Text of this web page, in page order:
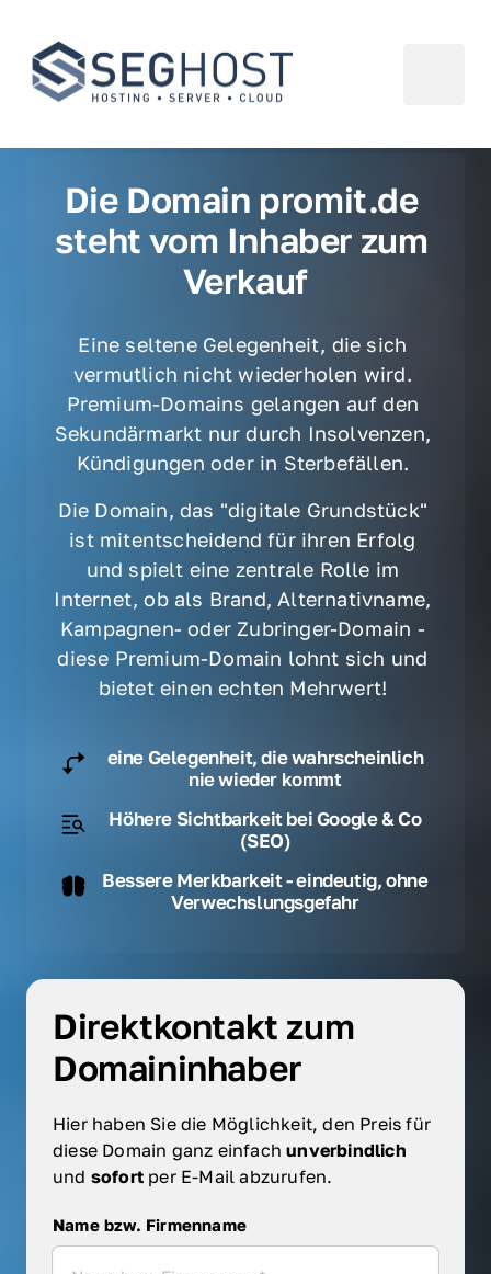
Die Domain promit.de
steht vom Inhaber zum
Verkauf
Eine seltene Gelegenheit, die sich
vermutlich nicht wiederholen wird.
Premium-Domains gelangen auf den
Sekundärmarkt nur durch Insolvenzen,
Kündigungen oder in Sterbefällen.
Die Domain, das "digitale Grundstück"
ist mitentscheidend für ihren Erfolg
und spielt eine zentrale Rolle im
Internet, ob als Brand, Alternativname,
Kampagnen- oder Zubringer-Domain -
diese Premium-Domain lohnt sich und
bietet einen echten Mehrwert!
eine Gelegenheit, die wahrscheinlich
nie wieder kommt
Höhere Sichtbarkeit bei Google & Co
(SEO)
Bessere Merkbarkeit - eindeutig, ohne
Verwechslungsgefahr
Direktkontakt zum
Domaininhaber
Hier haben Sie die Möglichkeit, den Preis für
diese Domain ganz einfach
und sofort per E-Mail abzurufen.
Name bzw. Firmenname
Name bzw. Firmenname